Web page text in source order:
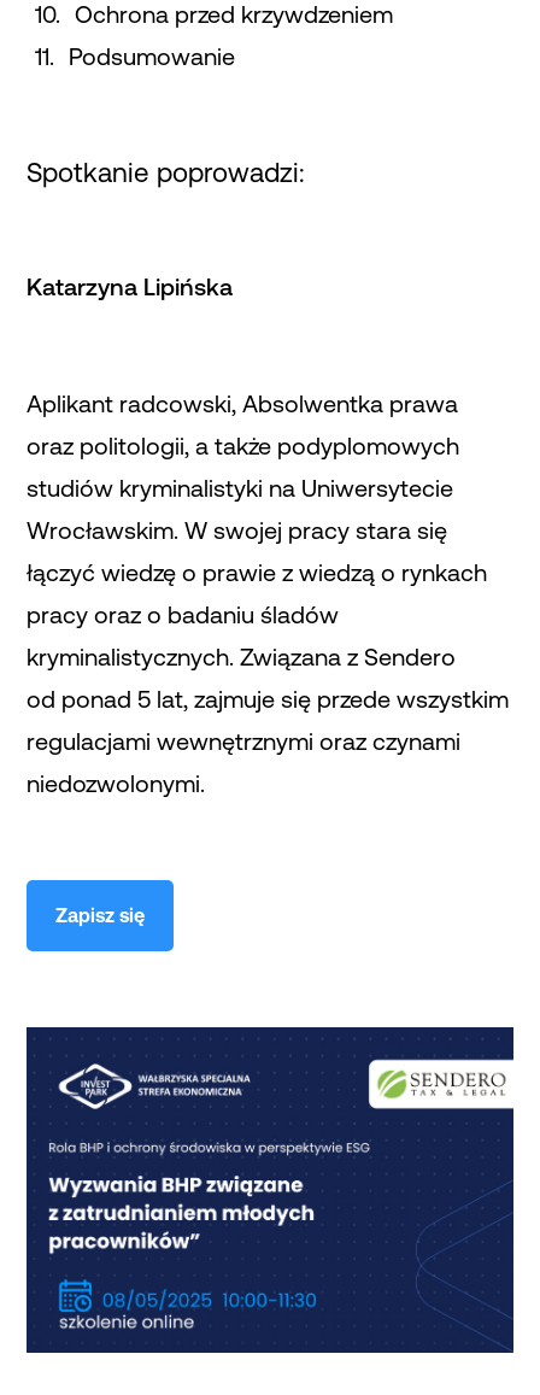
Ochrona przed krzywdzeniem
Podsumowanie
Spotkanie poprowadzi:
Katarzyna Lipińska
Aplikant radcowski, Absolwentka prawa
oraz politologii, a także podyplomowych
studiów kryminalistyki na Uniwersytecie
Wrocławskim. W swojej pracy stara się
łączyć wiedzę o prawie z wiedzą o rynkach
pracy oraz o badaniu śladów
kryminalistycznych. Związana z Sendero
od ponad 5 lat, zajmuje się przede wszystkim
regulacjami wewnętrznymi oraz czynami
niedozwolonymi.
Zapisz się